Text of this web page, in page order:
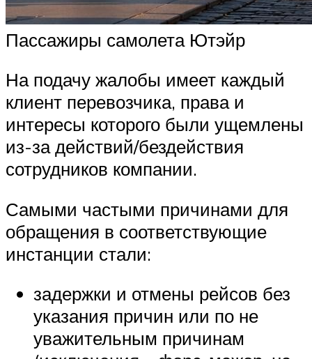
Пассажиры самолета Ютэйр
На подачу жалобы имеет каждый
клиент перевозчика, права и
интересы которого были ущемлены
из-за действий/бездействия
сотрудников компании.
Самыми частыми причинами для
обращения в соответствующие
инстанции стали:
задержки и отмены рейсов без
указания причин или по не
уважительным причинам